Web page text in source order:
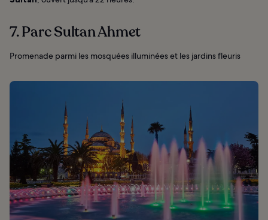
7. Parc Sultan Ahmet
Promenade parmi les mosquées illuminées et les jardins fleuris